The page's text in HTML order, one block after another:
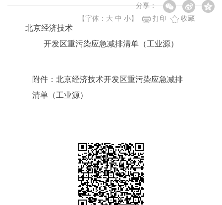
分享：
【字体： 大 中 小 】 打印 收藏
北京经济技术
开发区重污染应急减排清单（工业源）
附件：北京经济技术开发区重污染应急减排
清单（工业源）